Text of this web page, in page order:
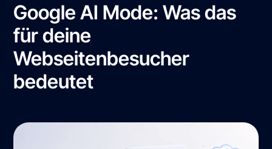
Google AI Mode: Was das
für deine
Webseitenbesucher
bedeutet